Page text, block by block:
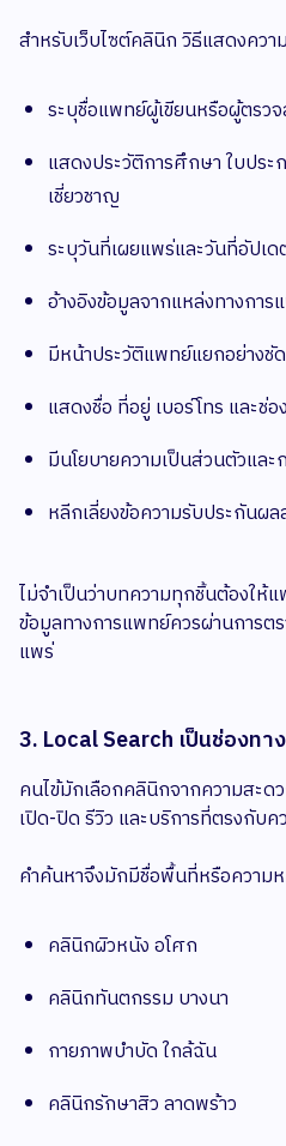
สำหรับเว็บไซต์คลินิก วิธีแสดงควา
ระบุชื่อแพทย์ผู้เขียนหรือผู้ตรว
แสดงประวัติการศึกษา ใบประ
เชี่ยวชาญ
ระบุวันที่เผยแพร่และวันที่อัปเ
อ้างอิงข้อมูลจากแหล่งทางการ
มีหน้าประวัติแพทย์แยกอย่างชั
แสดงชื่อ ที่อยู่ เบอร์โทร และช่
มีนโยบายความเป็นส่วนตัวแล
หลีกเลี่ยงข้อความรับประกันผ
ไม่จำเป็นว่าบทความทุกชิ้นต้องใ
ข้อมูลทางการแพทย์ควรผ่านการต
แพร่
3. Local Search เป็นช่องท
คนไข้มักเลือกคลินิกจากความสะดว
เปิด-ปิด รีวิว และบริการที่ตรงกับค
คำค้นหาจึงมักมีชื่อพื้นที่หรือความ
คลินิกผิวหนัง อโศก
คลินิกทันตกรรม บางนา
กายภาพบำบัด ใกล้ฉัน
คลินิกรักษาสิว ลาดพร้าว